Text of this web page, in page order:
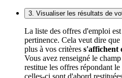
3. Visualiser les résultats de
La liste des offres d'emploi
pertinence. Cela veut dire
plus à vos critères s'affichent
Vous avez renseigné le
restitue les offres répondant
celles-ci sont d'abord